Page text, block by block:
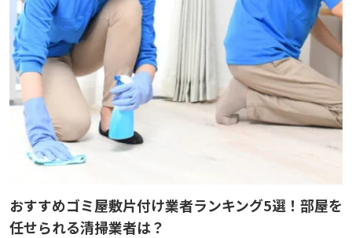
おすすめゴミ屋敷片付け業者ランキング5選！部屋を
任せられる清掃業者は？